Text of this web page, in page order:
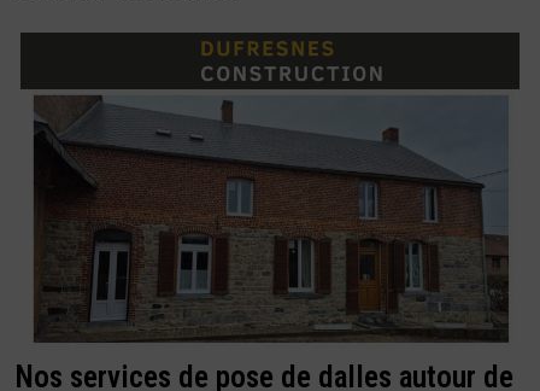
Nos services de pose de dalles autour de